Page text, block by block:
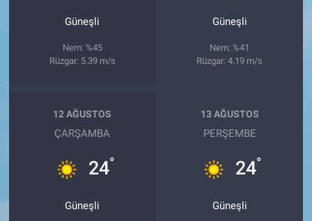
Güneşli
Nem: %45
Rüzgar: 5.39 m/s
Güneşli
Nem: %41
Rüzgar: 4.19 m/s
12 AĞUSTOS
ÇARŞAMBA
24°
Güneşli
13 AĞUSTOS
PERŞEMBE
24°
Güneşli